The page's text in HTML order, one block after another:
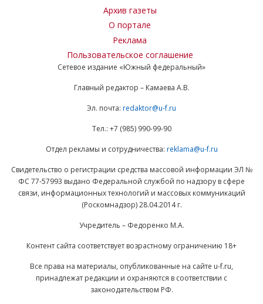
Архив газеты
О портале
Реклама
Пользовательское соглашение
Сетевое издание «Южный федеральный»
Главный редактор – Камаева А.В.
Эл. почта: redaktor@u-f.ru
Тел.: +7 (985) 990-99-90
Отдел рекламы и сотрудничества: reklama@u-f.ru
Свидетельство о регистрации средства массовой информации ЭЛ №
ФС 77-57993 выдано Федеральной службой по надзору в сфере
связи, информационных технологий и массовых коммуникаций
(Роскомнадзор) 28.04.2014 г.
Учредитель – Федоренко М.А.
Контент сайта соответствует возрастному ограничению 18+
Все права на материалы, опубликованные на сайте u-f.ru,
принадлежат редакции и охраняются в соответствии с
законодательством РФ.